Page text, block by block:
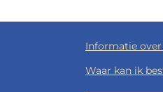
Informatie
Waar kan ik